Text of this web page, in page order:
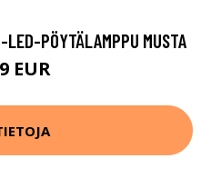
PÖYTÄLAMPPU MUSTA
EUR